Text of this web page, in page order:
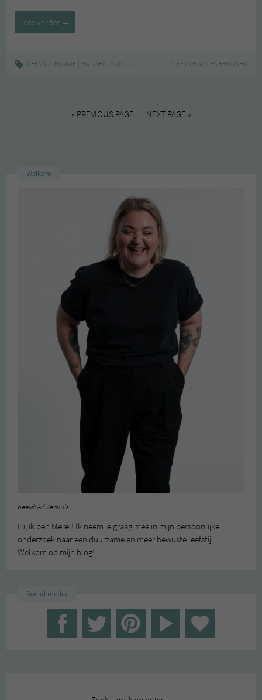
Lees verder Struinen
door
natuurinclusieve
→
GEEN CATEGORIE BUIJTENLAND, IJSSELMONDE ,NATUUR,NATUURINCLUSIEF
ALLE 2 REACTIES BEKIJKEN
« PREVIOUS PAGE | NEXT PAGE »
Welkom
beeld: Ari Versluis
Hi, ik ben Merel! Ik neem je graag mee in mijn persoonlijke
onderzoek naar een duurzame en meer bewuste leefstijl.
Welkom op mijn blog!
Social media